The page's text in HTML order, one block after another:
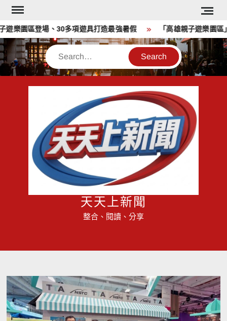
Skip
content
園區登場、30多項遊具打造最強暑假 「高雄親子遊樂園區」
Search
天天上新聞
整合、閱讀、分享